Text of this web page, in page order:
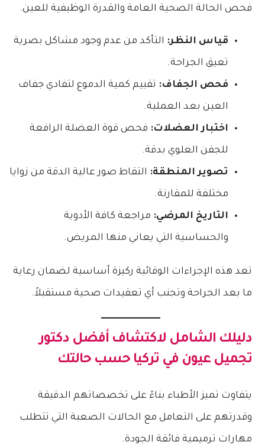
فحص الحالة الصحية العامة والقدرة الوظيفية للعين.
قياس النظر: التأكد من عدم وجود مشاكل بصرية
تعيق الجراحة.
فحص الجفاف: تقييم كمية الدموع لتفادي جفاف
العين بعد العملية.
اختبار العضلات: فحص قوة العضلة الرافعة
للجفن العلوي بدقة.
تصوير المنطقة: التقاط صور عالية الدقة من زوايا
مختلفة للمقارنة.
التاريخ المرضي: مراجعة كافة الأدوية
والحساسية التي يعاني منها المريض.
تعد هذه الإجراءات الوقائية ركيزة أساسية لضمان رعاية
ما بعد الجراحة وتجنب أي تعقيدات صحية مستقبلاً.
دليلك الشامل لاكتشاف أفضل دكتور
تجميل عيون في تركيا حسب حالتك
يتفاوت تميز الأطباء بناءً على تخصصاتهم الدقيقة
وقدرتهم على التعامل مع الحالات الصعبة التي تتطلب
مهارات ترميمية فائقة الجودة.